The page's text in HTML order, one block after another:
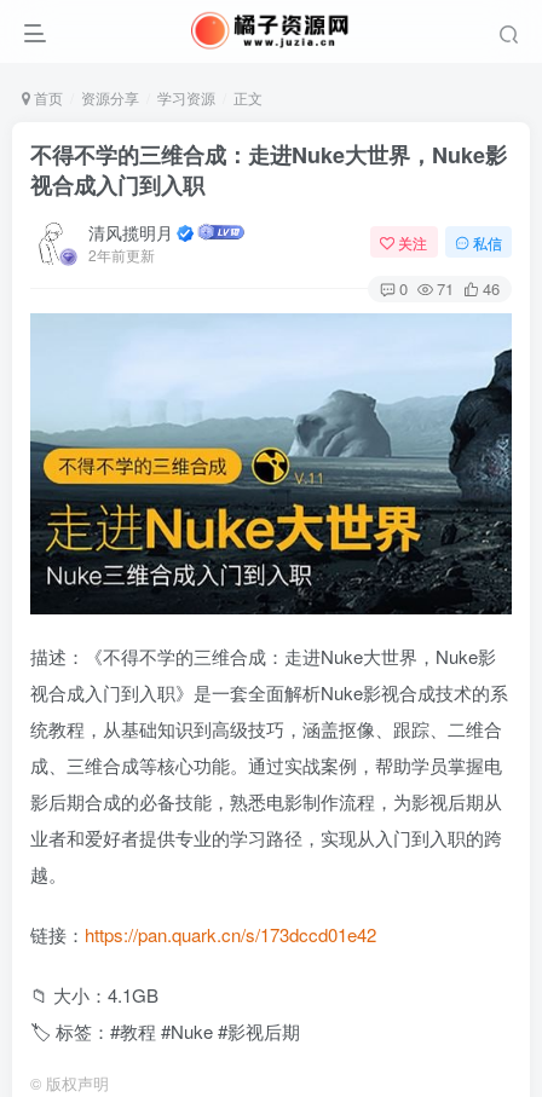
首页 资源分享 学习资源 正文
不得不学的三维合成：走进Nuke大世界，Nuke影
视合成入门到入职
清风揽明月
2年前更新
关注 私信
0 71 46
描述：《不得不学的三维合成：走进Nuke大世界，Nuke影
视合成入门到入职》是一套全面解析Nuke影视合成技术的系
统教程，从基础知识到高级技巧，涵盖抠像、跟踪、二维合
成、三维合成等核心功能。通过实战案例，帮助学员掌握电
影后期合成的必备技能，熟悉电影制作流程，为影视后期从
业者和爱好者提供专业的学习路径，实现从入门到入职的跨
越。
链接： https://pan.quark.cn/s/173dccd01e42
📁 大小：4.1GB
🏷 标签：#教程 #Nuke #影视后期
© 版权声明